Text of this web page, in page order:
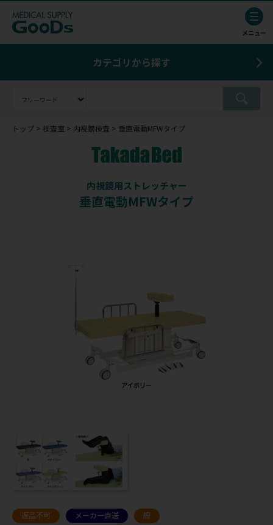
カテゴリから探す
トップ 検査室 内視鏡検査 垂直電動MFWタイプ
内視鏡用ストレッチャー
垂直電動MFWタイプ
返品不可 メーカー直送 般